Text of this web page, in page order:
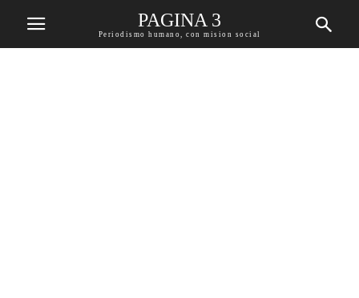
PAGINA 3
Periodismo humano, con mision social